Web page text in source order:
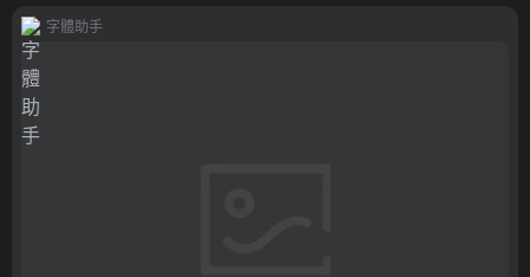
字體助手